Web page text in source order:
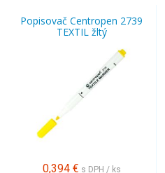
Popisovač Centropen 2739
TEXTIL žltý
0,394 € s DPH / ks